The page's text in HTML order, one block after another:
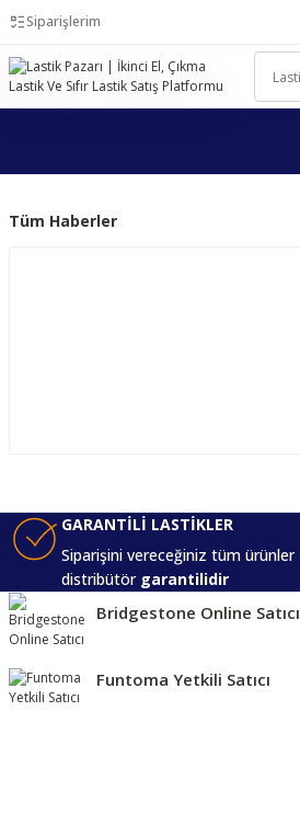
Siparişlerim
Tüm Haberler
GARANTİLİ LASTİKLER
Siparişini vereceğiniz tüm ürünler
distribütör garantilidir
Bridgestone Online Satıcı
Funtoma Yetkili Satıcı